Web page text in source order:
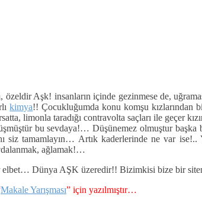
özeldir Aşk! insanların içinde gezinmese de,
kimya!! Çocukluğumda konu komşu kızlarından
limonla taradığı contravolta saçları ile
bu sevdaya!… Düşünemez olmuştur
siz tamamlayın… Artık kaderlerinde ne var
ağlamak!…
Dünya AŞK üzeredir!! Bizimkisi bize bir
Makale Yarışması” için yazılmıştır…